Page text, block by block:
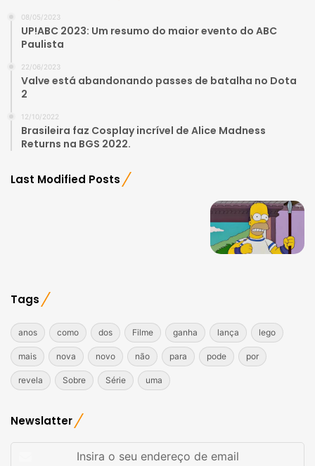
08/05/2023
UP!ABC 2023: Um resumo do maior evento do ABC
Paulista
22/06/2023
Valve está abandonando passes de batalha no Dota
2
12/10/2022
Brasileira faz Cosplay incrível de Alice Madness
Returns na BGS 2022.
Last Modified Posts
Tags
anos como dos Filme ganha lança lego
mais nova novo não para pode por
revela Sobre Série uma
Newslatter